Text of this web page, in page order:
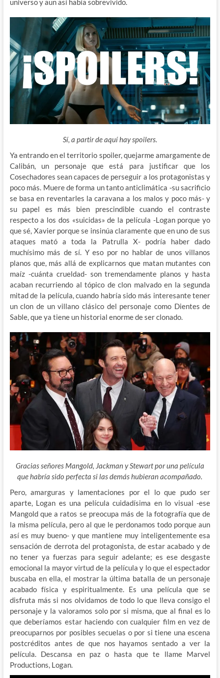
universo y aun así había sobrevivido.
Sí, a partir de aquí hay spoilers.
Ya entrando en el territorio spoiler, quejarme amargamente de
Calibán, un personaje que está para justificar que los
Cosechadores sean capaces de perseguir a los protagonistas y
poco más. Muere de forma un tanto anticlimática -su sacrificio
se basa en reventarles la caravana a los malos y poco más- y
su papel es más bien prescindible cuando el contraste
respecto a los dos «suicidas» de la película -Logan porque yo
que sé, Xavier porque se insinúa claramente que en uno de sus
ataques mató a toda la Patrulla X- podría haber dado
muchísimo más de sí. Y eso por no hablar de unos villanos
planos que, más allá de explicarnos que matan mutantes con
maíz -cuánta crueldad- son tremendamente planos y hasta
acaban recurriendo al tópico de clon malvado en la segunda
mitad de la película, cuando habría sido más interesante tener
un clon de un villano clásico del personaje como Dientes de
Sable, que ya tiene un historial enorme de ser clonado.
Gracias señores Mangold, Jackman y Stewart por una película
que habría sido perfecta si las demás hubieran acompañado.
Pero, amarguras y lamentaciones por el lo que pudo ser
aparte, Logan es una película cuidadísima en lo visual -ese
Mangold que a ratos se preocupa más de la fotografía que de
la misma película, pero al que le perdonamos todo porque aun
así es muy bueno- y que mantiene muy inteligentemente esa
sensación de derrota del protagonista, de estar acabado y de
no tener ya fuerzas para seguir adelante; es ese desgaste
emocional la mayor virtud de la película y lo que el espectador
buscaba en ella, el mostrar la última batalla de un personaje
acabado física y espiritualmente. Es una película que se
disfruta más si nos olvidamos de todo lo que lleva consigo el
personaje y la valoramos solo por si misma, que al final es lo
que deberíamos estar haciendo con cualquier film en vez de
preocuparnos por posibles secuelas o por si tiene una escena
postcréditos antes de que nos hayamos sentado a ver la
película. Descansa en paz o hasta que te llame Marvel
Productions, Logan.